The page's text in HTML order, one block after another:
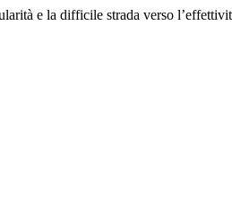
e la difficile strada verso